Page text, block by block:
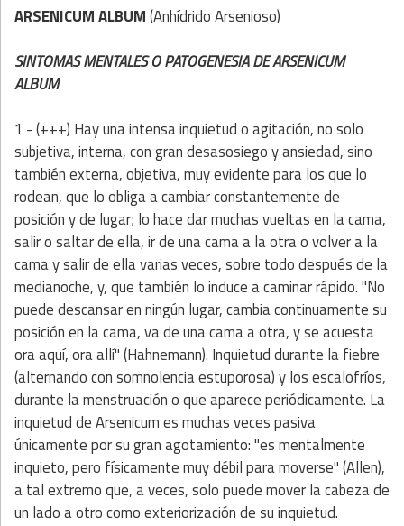
ARSENICUM ALBUM(Anhídrido Arsenioso)
SINTOMAS MENTALES O PATOGENESIA DE ARSENICUM
ALBUM
1 - (+++) Hay una intensainquietud o agitación, no solo
subjetiva, interna, con gran desasosiego y ansiedad, sino
también externa, objetiva, muy evidente para los que lo
rodean, que lo obliga a cambiar constantemente de
posición y de lugar; lo hace dar muchas vueltas en la cama,
salir o saltar de ella, ir de una cama a la otra o volver a la
cama y salir de ella varias veces, sobre todo después de la
medianoche, y, que también lo induce a caminar rápido. "No
puede descansar en ningún lugar, cambia continuamente su
posición en la cama, va de una cama a otra, y se acuesta
ora aquí, ora allí" (Hahnemann). Inquietud durante la fiebre
(alternando con somnolencia estuporosa) y los escalofríos,
durante la menstruación o que aparece periódicamente. La
inquietud de Arsenicum es muchas veces pasiva
únicamente por su gran agotamiento: "es mentalmente
inquieto, pero físicamente muy débil para moverse" (Allen),
a tal extremo que, a veces, solo puede mover la cabeza de
un lado a otro como exteriorización de su inquietud.